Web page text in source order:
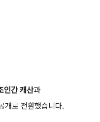
인간 캐산과
개로 전환했습니다.